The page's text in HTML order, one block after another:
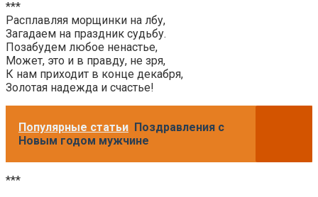
***
Расплавляя морщинки на лбу,
Загадаем на праздник судьбу.
Позабудем любое ненастье,
Может, это и в правду, не зря,
К нам приходит в конце декабря,
Золотая надежда и счастье!
Популярные статьи Поздравления с
Новым годом мужчине
***